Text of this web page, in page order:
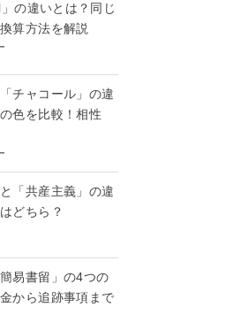
」の違いとは？同じ
算方法を解説
「チャコール」の違
色を比較！相性
と「共産主義」の違
どちら？
簡易書留」の4つの
から追跡事項まで